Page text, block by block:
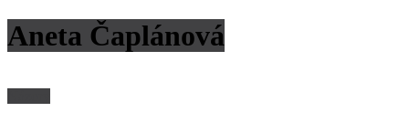
Aneta Čaplánová